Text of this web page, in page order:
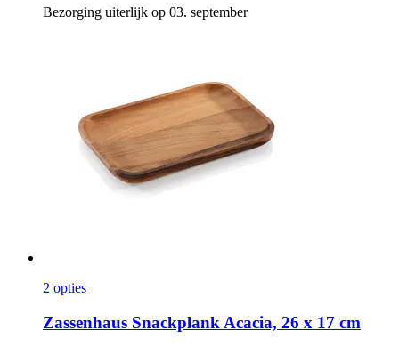
Bezorging uiterlijk op 03. september
2 opties
Zassenhaus Snackplank Acacia, 26 x 17 cm